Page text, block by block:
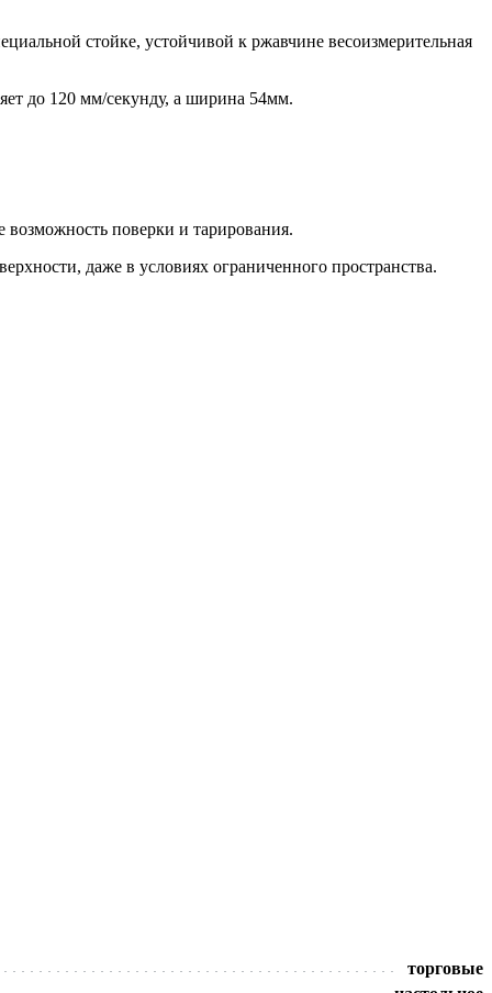
стойке, устойчивой к ржавчине весоизмерительная
до 120 мм/секунду, а ширина 54мм.
возможность поверки и тарирования.
даже в условиях ограниченного пространства.
торговые